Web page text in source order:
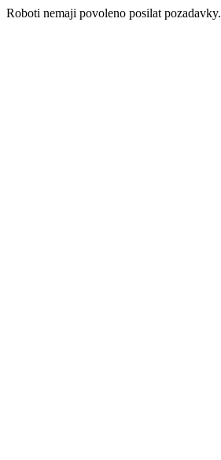
Roboti nemaji povoleno posilat pozadavky.